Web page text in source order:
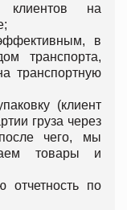
на
в
транспорта,
транспортную
(клиент
груза через
чего, мы
товары и
отчетность по